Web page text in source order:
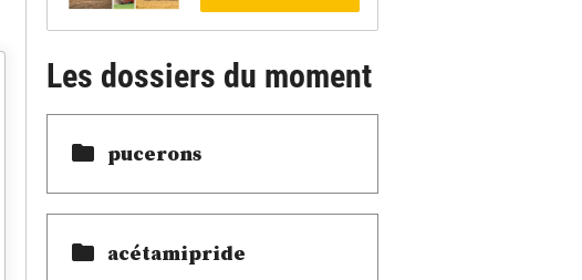
Les dossiers du moment
pucerons
acétamipride